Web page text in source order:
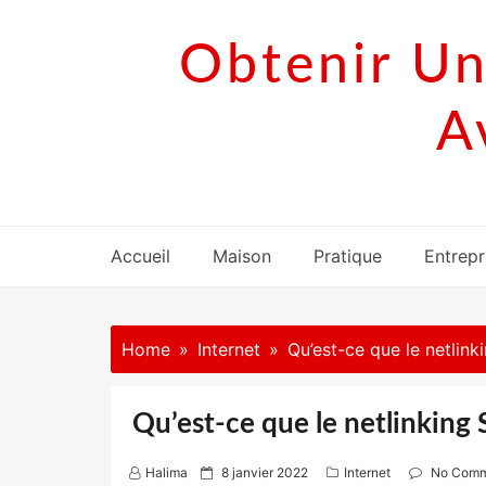
Obtenir
Accueil Maison Pratique
Home Internet Qu’est-ce que le
Qu’est-ce que le netlinking
Halima
P 8 janvier 2022 Internet No